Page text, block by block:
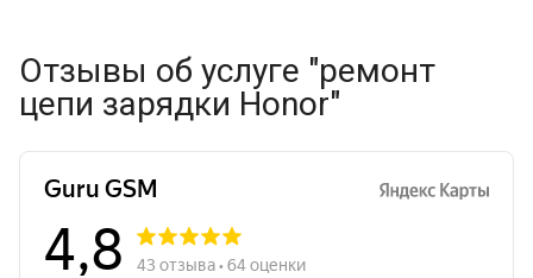
Отзывы об услуге "ремонт
цепи зарядки Honor"